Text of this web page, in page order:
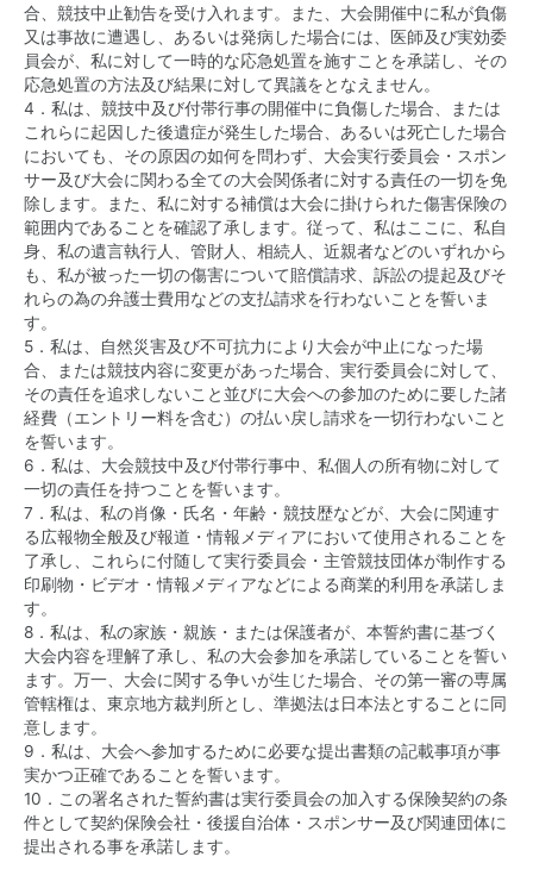
合、競技中止勧告を受け入れます。また、大会開催中に私が負傷
又は事故に遭遇し、あるいは発病した場合には、医師及び実効委
員会が、私に対して一時的な応急処置を施すことを承諾し、その
応急処置の方法及び結果に対して異議をとなえません。
4．私は、競技中及び付帯行事の開催中に負傷した場合、または
これらに起因した後遺症が発生した場合、あるいは死亡した場合
においても、その原因の如何を問わず、大会実行委員会・スポン
サー及び大会に関わる全ての大会関係者に対する責任の一切を免
除します。また、私に対する補償は大会に掛けられた傷害保険の
範囲内であることを確認了承します。従って、私はここに、私自
身、私の遺言執行人、管財人、相続人、近親者などのいずれから
も、私が被った一切の傷害について賠償請求、訴訟の提起及びそ
れらの為の弁護士費用などの支払請求を行わないことを誓いま
す。
5．私は、自然災害及び不可抗力により大会が中止になった場
合、または競技内容に変更があった場合、実行委員会に対して、
その責任を追求しないこと並びに大会への参加のために要した諸
経費（エントリー料を含む）の払い戻し請求を一切行わないこと
を誓います。
6．私は、大会競技中及び付帯行事中、私個人の所有物に対して
一切の責任を持つことを誓います。
7．私は、私の肖像・氏名・年齢・競技歴などが、大会に関連す
る広報物全般及び報道・情報メディアにおいて使用されることを
了承し、これらに付随して実行委員会・主管競技団体が制作する
印刷物・ビデオ・情報メディアなどによる商業的利用を承諾しま
す。
8．私は、私の家族・親族・または保護者が、本誓約書に基づく
大会内容を理解了承し、私の大会参加を承諾していることを誓い
ます。万一、大会に関する争いが生じた場合、その第一審の専属
管轄権は、東京地方裁判所とし、準拠法は日本法とすることに同
意します。
9．私は、大会へ参加するために必要な提出書類の記載事項が事
実かつ正確であることを誓います。
10．この署名された誓約書は実行委員会の加入する保険契約の条
件として契約保険会社・後援自治体・スポンサー及び関連団体に
提出される事を承諾します。